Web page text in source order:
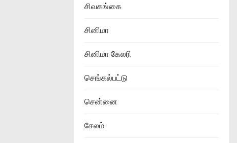
சிவகங்கை
சினிமா
சினிமா கேலரி
செங்கல்பட்டு
சென்னை
சேலம்